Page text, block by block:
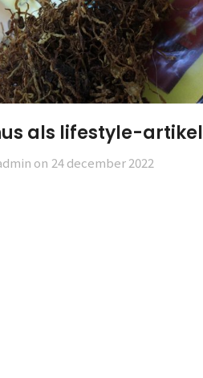
als lifestyle-artikel
on 24 december 2022